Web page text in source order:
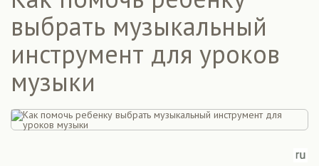
выбрать музыкальный
инструмент для уроков
музыки